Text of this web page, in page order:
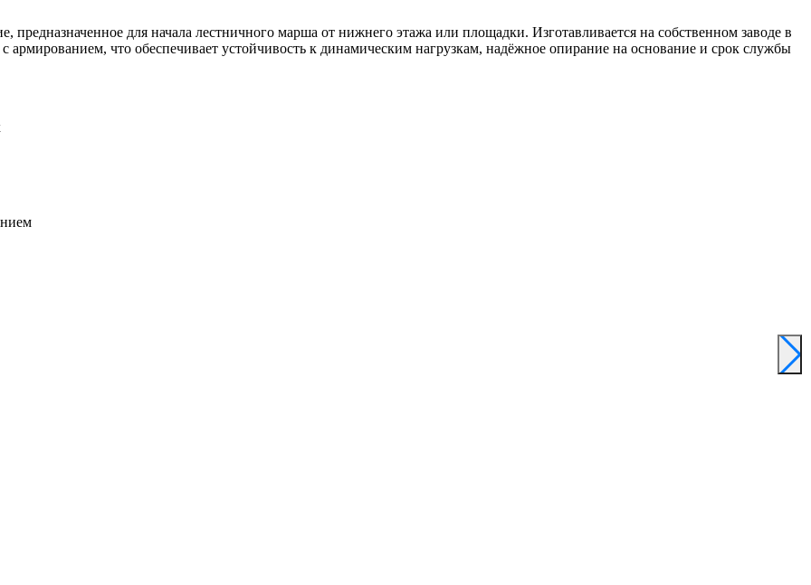
для начала лестничного марша от нижнего этажа или площадки. Изготавливается на собственном заводе в
что обеспечивает устойчивость к динамическим нагрузкам, надёжное опирание на основание и срок службы